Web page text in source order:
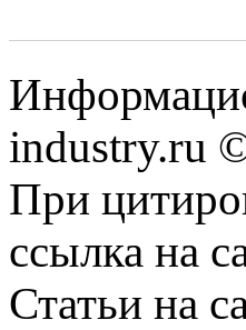
industry.ru
При
ссылка на
Статьи на